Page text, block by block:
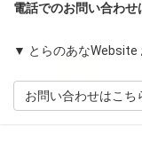
電話でのお問い合わせ
▼ とらのあなWebsite
お問い合わせはこち